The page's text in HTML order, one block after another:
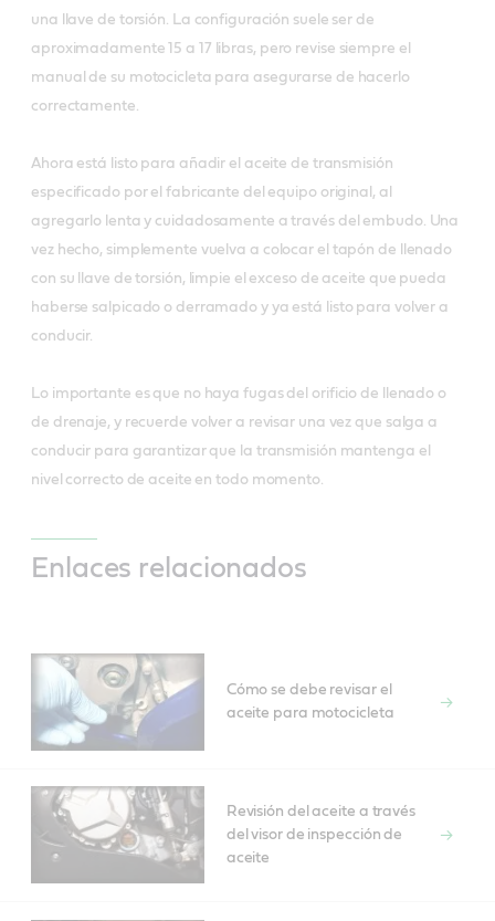
una llave de torsión. La configuración suele ser de
aproximadamente 15 a 17 libras, pero revise siempre el
manual de su motocicleta para asegurarse de hacerlo
correctamente.
Ahora está listo para añadir el aceite de transmisión
especificado por el fabricante del equipo original, al
agregarlo lenta y cuidadosamente a través del embudo. Una
vez hecho, simplemente vuelva a colocar el tapón de llenado
con su llave de torsión, limpie el exceso de aceite que pueda
haberse salpicado o derramado y ya está listo para volver a
conducir.
Lo importante es que no haya fugas del orificio de llenado o
de drenaje, y recuerde volver a revisar una vez que salga a
conducir para garantizar que la transmisión mantenga el
nivel correcto de aceite en todo momento.
Enlaces relacionados
Cómo se debe revisar el
aceite para motocicleta
Revisión del aceite a través
del visor de inspección de
aceite